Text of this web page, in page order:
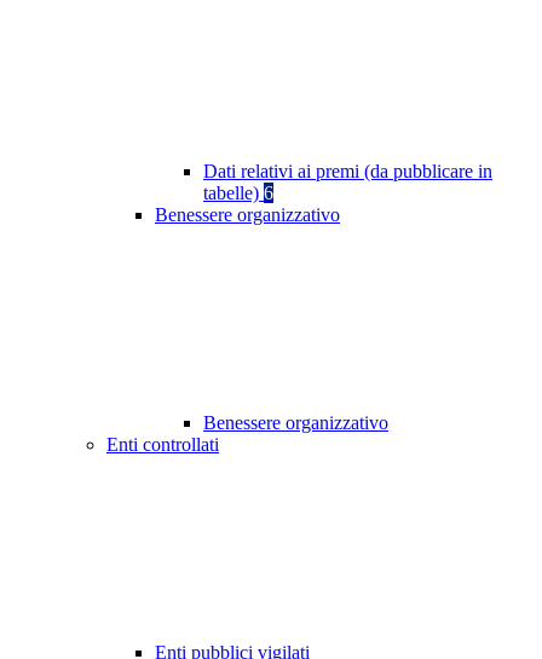
Dati relativi ai premi (da pubblicare in
tabelle) 6
Benessere organizzativo
Benessere organizzativo
Enti controllati
Enti pubblici vigilati